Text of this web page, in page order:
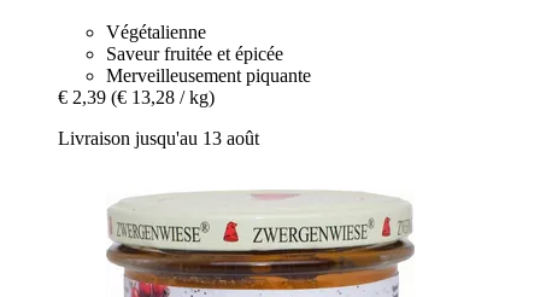
Végétalienne
Saveur fruitée et épicée
Merveilleusement piquante
€ 2,39 (€ 13,28 / kg)
Livraison jusqu'au 13 août